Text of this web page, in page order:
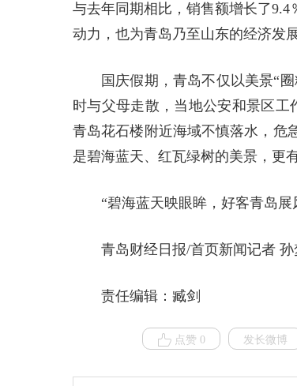
与去年同期相比，销售额增长了
动力，也为青岛乃至山东的经济发
国庆假期，青岛不仅以美景“
时与父母走散，当地公安和景区
青岛花石楼附近海域不慎落水，危
是碧海蓝天、红瓦绿树的美景，更
“碧海蓝天映眼眸，好客青岛展
青岛财经日报/首页新闻记者 孙
责任编辑：臧剑
点赞 0 发长微博